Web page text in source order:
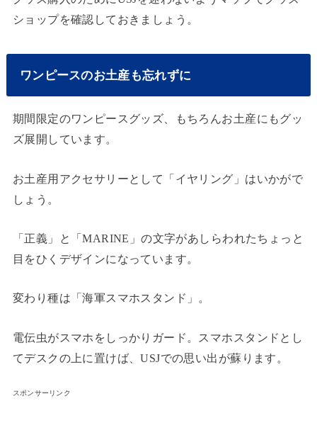
ショップを確認しておきましょう。
ワンピースのお土産も忘れずに
期間限定のワンピースグッズ、もちろんお土産にもグッ
ズ展開しています。
お土産用アクセサリーとして「イヤリング」はいかがで
しょう。
「正義」と「MARINE」の文字があしらわれたちょっと
目をひくデザインになっています。
変わり種は「海軍スマホスタンド」。
電伝虫がスマホをしっかりガード。スマホスタンドとし
てデスクの上に置けば、USJでの思い出が蘇ります。
スポンサーリンク